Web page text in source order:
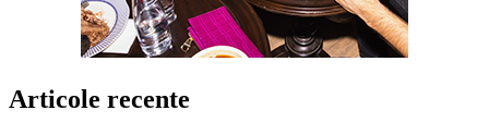
Articole recente